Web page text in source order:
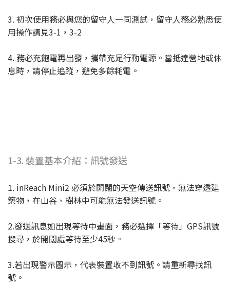
3. 初次使用務必與您的留守人一同測試，留守人務必熟悉使
用操作請見3-1，3-2
4. 務必充飽電再出發，攜帶充足行動電源。當抵達營地或休
息時，請停止追蹤，避免多餘耗電。
1-3. 裝置基本介紹：訊號發送
1. inReach Mini2 必須於開闊的天空傳送訊號，無法穿透建
築物，在山谷、樹林中可能無法發送訊號。
2.發送訊息如出現等待中畫面，務必選擇「等待」GPS訊號
搜尋，於開闊處等待至少45秒。
3.若出現警示圖示，代表裝置收不到訊號。請重新尋找訊
號。